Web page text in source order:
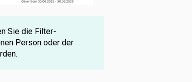
Sie die Filter-
Person oder der